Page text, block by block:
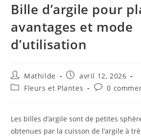
Bille d’argile pour
avantages et mode
d’utilisation
Mathilde
avril 12, 2026
Fleurs et Plantes
0
Les billes d’argile sont de petites
obtenues par la cuisson de l’argile à